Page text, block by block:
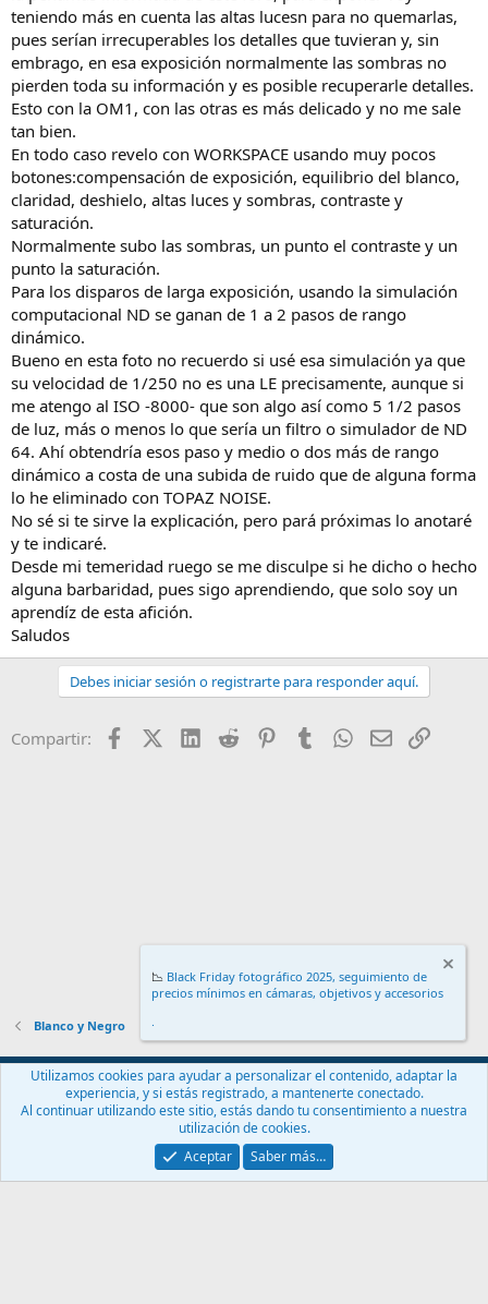
teniendo más en cuenta las altas lucesn para no quemarlas,
pues serían irrecuperables los detalles que tuvieran y, sin
embrago, en esa exposición normalmente las sombras no
pierden toda su información y es posible recuperarle detalles.
Esto con la OM1, con las otras es más delicado y no me sale
tan bien.
En todo caso revelo con WORKSPACE usando muy pocos
botones:compensación de exposición, equilibrio del blanco,
claridad, deshielo, altas luces y sombras, contraste y
saturación.
Normalmente subo las sombras, un punto el contraste y un
punto la saturación.
Para los disparos de larga exposición, usando la simulación
computacional ND se ganan de 1 a 2 pasos de rango
dinámico.
Bueno en esta foto no recuerdo si usé esa simulación ya que
su velocidad de 1/250 no es una LE precisamente, aunque si
me atengo al ISO -8000- que son algo así como 5 1/2 pasos
de luz, más o menos lo que sería un filtro o simulador de ND
64. Ahí obtendría esos paso y medio o dos más de rango
dinámico a costa de una subida de ruido que de alguna forma
lo he eliminado con TOPAZ NOISE.
No sé si te sirve la explicación, pero pará próximas lo anotaré
y te indicaré.
Desde mi temeridad ruego se me disculpe si he dicho o hecho
alguna barbaridad, pues sigo aprendiendo, que solo soy un
aprendíz de esta afición.
Saludos
Debes iniciar sesión o registrarte para responder aquí.
Compartir: FacebookX (Twitter)
LinkedIn
Reddit PinterestTumblr WhatsApp
EmailEnlace
Blanco y Negro
Español (ES)
Contáctanos
Términos y reglas Política de privacidad
Ayuda
Community platform by XenForo® © 2010-2024 XenForo Ltd.
📉 Black Friday fotográfico 2025, seguimiento de
precios mínimos en cámaras, objetivos y accesorios
.
Utilizamos cookies para ayudar a personalizar el contenido, adaptar la
experiencia, y si estás registrado, a mantenerte conectado.
Al continuar utilizando este sitio, estás dando tu consentimiento a nuestra
utilización de cookies.
Aceptar
Saber más…